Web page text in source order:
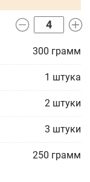
300 грамм
1 штука
2 штуки
3 штуки
250 грамм